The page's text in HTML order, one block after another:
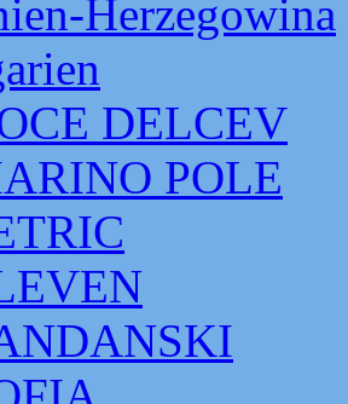
Herzegowina
DELCEV
POLE